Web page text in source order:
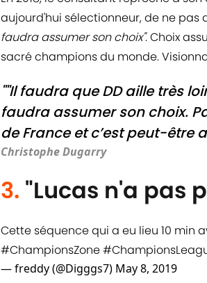
aujourd'hui sélectionneur, de ne pas
faudra assumer son choix". Choix
sacré champions du monde.
""Il faudra que DD aille très
faudra assumer son choix.
de France et c’est peut-être
Christophe Dugarry
3. "Lucas n'a pas
Cette séquence qui a eu lieu 10 min
#ChampionsZone
— freddy (@Digggs7) May 8, 2019